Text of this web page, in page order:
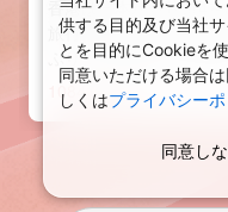
香港は日本から片道4
旅行スポット。グルメ
ぷり！2023年4月1日
査（迅速抗原検査や
り、コロナ前と同様気
にプラス1日して週末3
も含めて香港を遊びつ
で、ぜひ香港旅行の計
10843view
供する目的及び当社
とを目的にCookieを
同意いただける場合
しくはプライバシー
同意し